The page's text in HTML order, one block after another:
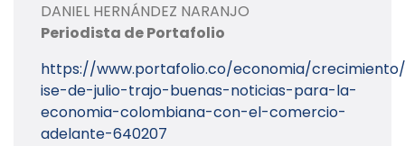
DANIEL HERNÁNDEZ NARANJO
Periodista de Portafolio
https://www.portafolio.co/economia/
ise-de-julio-trajo-buenas-noticias-para-la-
economia-colombiana-con-el-comercio-
adelante-640207